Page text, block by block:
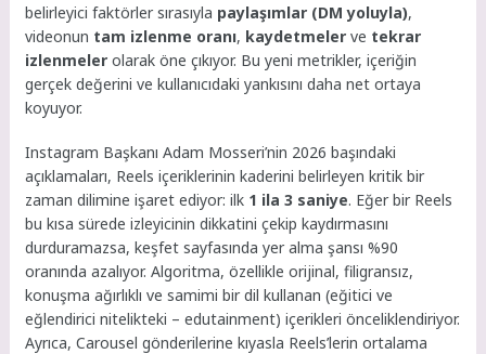
belirleyici faktörler sırasıyla paylaşımlar (DM yoluyla),
videonun tam izlenme oranı, kaydetmeler ve tekrar
izlenmeler olarak öne çıkıyor. Bu yeni metrikler, içeriğin
gerçek değerini ve kullanıcıdaki yankısını daha net ortaya
koyuyor.
Instagram Başkanı Adam Mosseri’nin 2026 başındaki
açıklamaları, Reels içeriklerinin kaderini belirleyen kritik bir
zaman dilimine işaret ediyor: ilk 1 ila 3 saniye. Eğer bir Reels
bu kısa sürede izleyicinin dikkatini çekip kaydırmasını
durduramazsa, keşfet sayfasında yer alma şansı %90
oranında azalıyor. Algoritma, özellikle orijinal, filigransız,
konuşma ağırlıklı ve samimi bir dil kullanan (eğitici ve
eğlendirici nitelikteki – edutainment) içerikleri önceliklendiriyor.
Ayrıca, Carousel gönderilerine kıyasla Reels’lerin ortalama